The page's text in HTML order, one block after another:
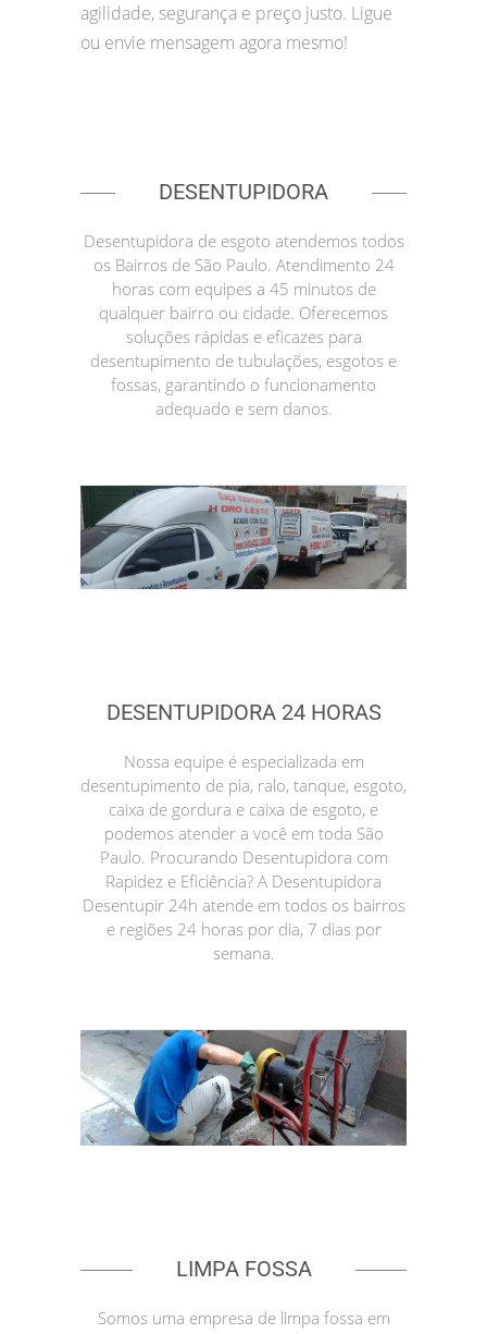
agilidade, segurança e preço justo. Ligue
ou envie mensagem agora mesmo!
DESENTUPIDORA
Desentupidora de esgoto atendemos todos
os Bairros de São Paulo. Atendimento 24
horas com equipes a 45 minutos de
qualquer bairro ou cidade. Oferecemos
soluções rápidas e eficazes para
desentupimento de tubulações, esgotos e
fossas, garantindo o funcionamento
adequado e sem danos.
DESENTUPIDORA 24 HORAS
Nossa equipe é especializada em
desentupimento de pia, ralo, tanque, esgoto,
caixa de gordura e caixa de esgoto, e
podemos atender a você em toda São
Paulo. Procurando Desentupidora com
Rapidez e Eficiência? A Desentupidora
Desentupir 24h atende em todos os bairros
e regiões 24 horas por dia, 7 dias por
semana.
LIMPA FOSSA
Somos uma empresa de limpa fossa em